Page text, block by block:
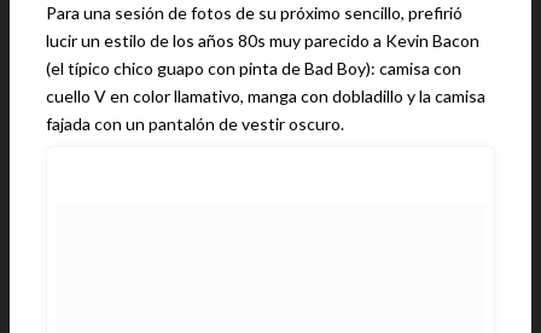
Para una sesión de fotos de su próximo sencillo, prefirió
lucir un estilo de los años 80s muy parecido a Kevin Bacon
(el típico chico guapo con pinta de Bad Boy): camisa con
cuello V en color llamativo, manga con dobladillo y la camisa
fajada con un pantalón de vestir oscuro.